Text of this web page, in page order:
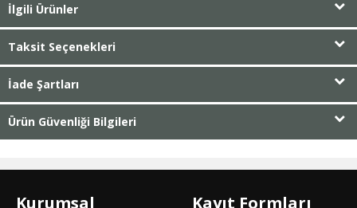
İlgili Ürünler
Taksit Seçenekleri
İade Şartları
Ürün Güvenliği Bilgileri
Kurumsal Kayıt Formları